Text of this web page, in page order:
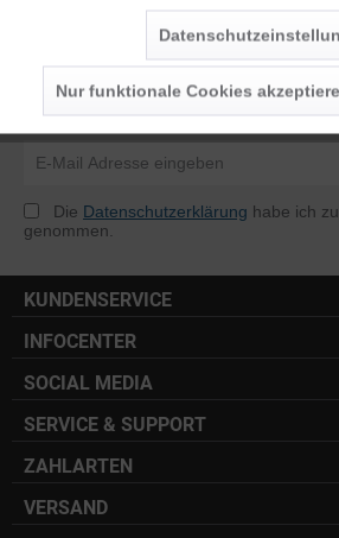
NEWSLETTER
Jetzt anmelden und 10 € Gutschein sichern
Die Datenschutzerklärung habe ich
genommen.
KUNDENSERVICE
INFOCENTER
SOCIAL MEDIA
SERVICE & SUPPORT
ZAHLARTEN
VERSAND
Nur funktionale Cookies